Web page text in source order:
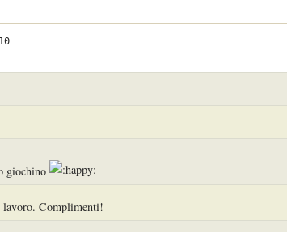
giochino
lavoro. Complimenti!